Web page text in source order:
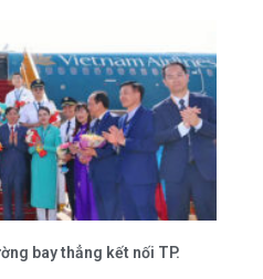
bay thẳng kết nối TP.